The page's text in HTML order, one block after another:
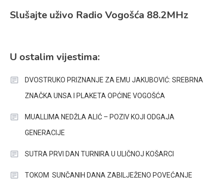
Slušajte uživo Radio Vogošća 88.2MHz
U ostalim vijestima:
DVOSTRUKO PRIZNANJE ZA EMU JAKUBOVIĆ: SREBRNA
ZNAČKA UNSA I PLAKETA OPĆINE VOGOŠĆA
MUALLIMA NEDŽLA ALIĆ – POZIV KOJI ODGAJA
GENERACIJE
SUTRA PRVI DAN TURNIRA U ULIČNOJ KOŠARCI
TOKOM SUNČANIH DANA ZABILJEŽENO POVEĆANJE